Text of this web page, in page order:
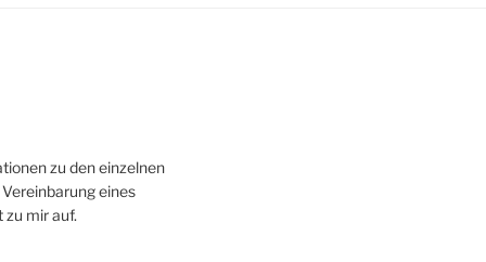
zu den einzelnen
eines
mir auf.